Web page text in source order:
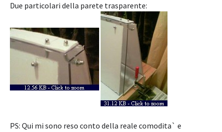
Due particolari della parete trasparente:
PS: Qui mi sono reso conto della reale comodita` e